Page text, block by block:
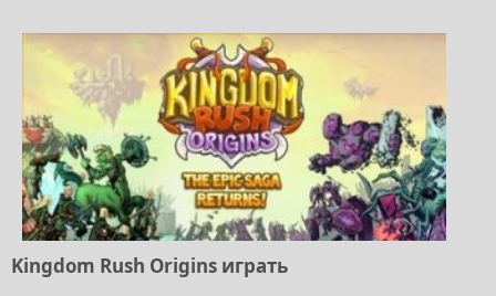
Kingdom Rush Origins играть